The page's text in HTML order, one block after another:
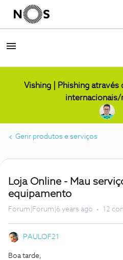
Vishing | Phishing através
internacionais/
Gerir produtos e serviços
Loja Online - Mau
equipamento
Forum|Forum|6 years ago 12
PAULOF21
Boa tarde,